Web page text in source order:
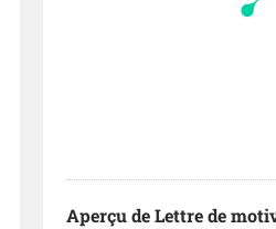
Aperçu de Lettre de